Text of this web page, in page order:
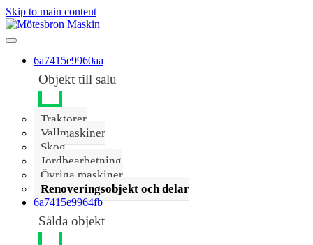
Skip to main content
6a7415e9960aa
Objekt till salu
Traktorer
Vallmaskiner
Skog
Jordbearbetning
Övriga maskiner
Renoveringsobjekt och delar
6a7415e9964fb
Sålda objekt